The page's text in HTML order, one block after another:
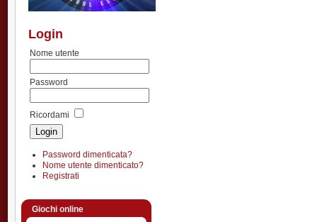
Login
Nome utente
Password
Ricordami
Password dimenticata?
Nome utente dimenticato?
Registrati
Giochi online